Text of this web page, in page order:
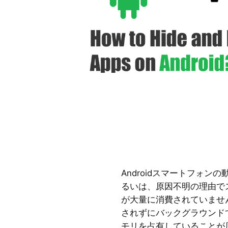
Androidスマートフォンの
るいは、原因不明の理由
が大量に消費されていま
されずにバックグラウン